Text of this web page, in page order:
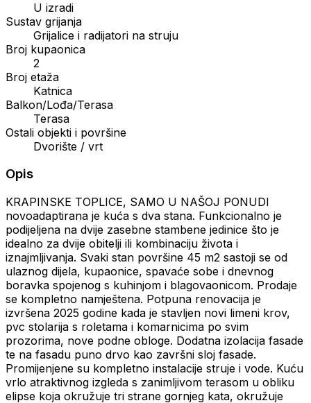
U izradi
Sustav grijanja
Grijalice i radijatori na struju
Broj kupaonica
2
Broj etaža
Katnica
Balkon/Lođa/Terasa
Terasa
Ostali objekti i površine
Dvorište / vrt
Opis
KRAPINSKE TOPLICE, SAMO U NAŠOJ PONUDI
novoadaptirana je kuća s dva stana. Funkcionalno je
podijeljena na dvije zasebne stambene jedinice što je
idealno za dvije obitelji ili kombinaciju života i
iznajmljivanja. Svaki stan površine 45 m2 sastoji se od
ulaznog dijela, kupaonice, spavaće sobe i dnevnog
boravka spojenog s kuhinjom i blagovaonicom. Prodaje
se kompletno namještena. Potpuna renovacija je
izvršena 2025 godine kada je stavljen novi limeni krov,
pvc stolarija s roletama i komarnicima po svim
prozorima, nove podne obloge. Dodatna izolacija fasade
te na fasadu puno drvo kao završni sloj fasade.
Promijenjene su kompletno instalacije struje i vode. Kuću
vrlo atraktivnog izgleda s zanimljivom terasom u obliku
elipse koja okružuje tri strane gornjeg kata, okružuje